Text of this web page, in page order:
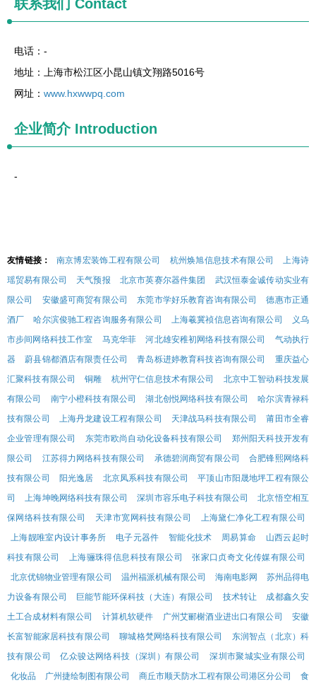
联系我们 Contact
电话：-
地址：上海市松江区小昆山镇文翔路5016号
网址： www.hxwwpq.com
企业简介Introduction
-
友情链接： 南京博宏装饰工程有限公司 杭州焕旭信息技术有限公司
上海诗
瑶贸易有限公司
天气预报 北京市英赛尔器件集团
武汉恒泰金诚传动实业有
限公司
安徽盛可商贸有限公司 东莞市学好乐教育咨询有限公司
德惠市正通
酒厂
哈尔滨俊驰工程咨询服务有限公司 上海羲冀祯信息咨询有限公司
义乌
市步间网络科技工作室
马克华菲 河北雄安稚初网络科技有限公司
气动执行
器
蔚县锦都酒店有限责任公司 青岛栎进婷教育科技咨询有限公司
重庆益心
汇聚科技有限公司
铜雕 杭州守仁信息技术有限公司
北京中工智动科技发展
有限公司
南宁小橙科技有限公司 湖北创悦网络科技有限公司
哈尔滨青禄科
技有限公司
上海丹龙建设工程有限公司 天津战马科技有限公司
莆田市全睿
企业管理有限公司
东莞市欧尚自动化设备科技有限公司
郑州阳天科技开发有
限公司
江苏得力网络科技有限公司 承德碧润商贸有限公司
合肥锋熙网络科
技有限公司
阳光逸居 北京凤系科技有限公司
平顶山市阳晟地坪工程有限公
司
上海坤晚网络科技有限公司 深圳市容乐电子科技有限公司
北京悟空相互
保网络科技有限公司
天津市宽网科技有限公司
上海黛仁净化工程有限公司
上海靓唯室内设计事务所
电子元器件 智能化技术 周易算命
山西云起时
科技有限公司
上海骊珠得信息科技有限公司
张家口贞奇文化传媒有限公司
北京优锦物业管理有限公司
温州福派机械有限公司 海南电影网
苏州品得电
力设备有限公司
巨能节能环保科技（大连）有限公司 技术转让
成都鑫久安
土工合成材料有限公司
计算机软硬件 广州艾郦榭酒业进出口有限公司
安徽
长富智能家居科技有限公司
聊城格梵网络科技有限公司
东润智点（北京）科
技有限公司
亿众骏达网络科技（深圳）有限公司
深圳市聚城实业有限公司
化妆品
广州捷绘制图有限公司 商丘市顺天防水工程有限公司港区分公司 食